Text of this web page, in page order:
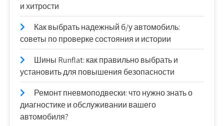
и хитрости
Как выбрать надежный б/у автомобиль:
советы по проверке состояния и истории
Шины Runflat: как правильно выбрать и
установить для повышения безопасности
Ремонт пневмоподвески: что нужно знать о
диагностике и обслуживании вашего
автомобиля?